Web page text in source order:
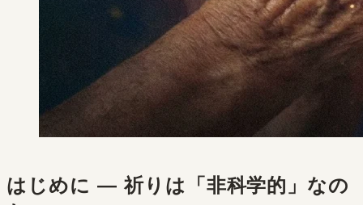
はじめに ― 祈りは「非科学的」なの